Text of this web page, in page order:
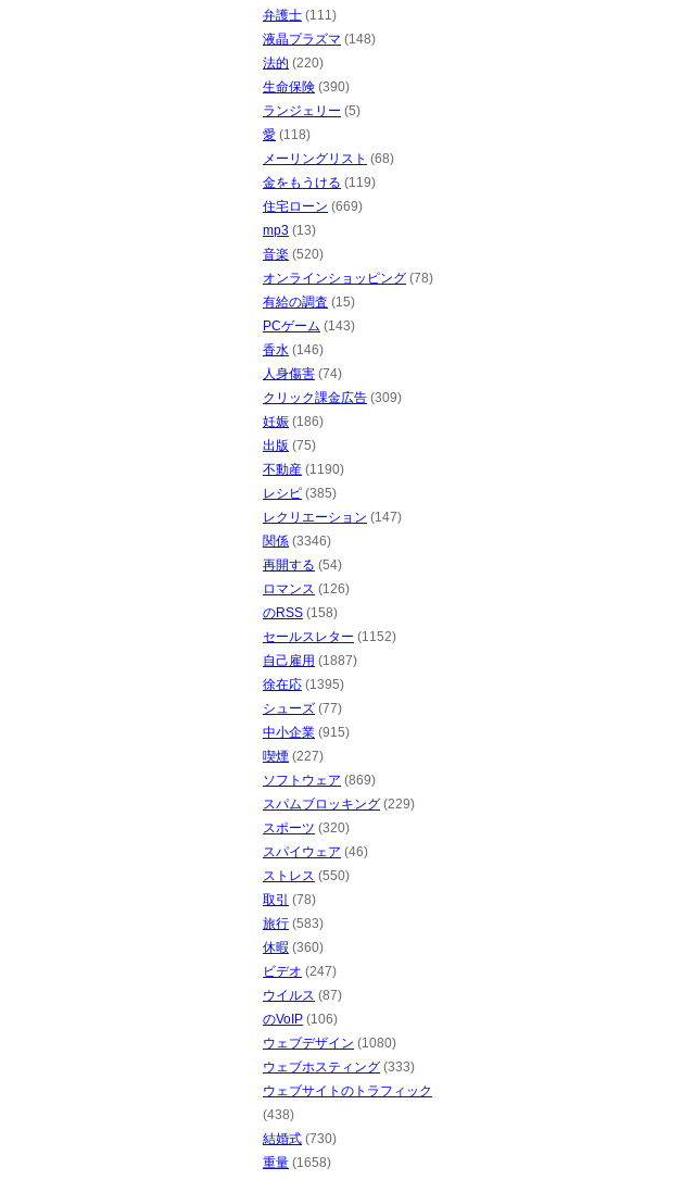
弁護士 (111)
液晶プラズマ (148)
法的 (220)
生命保険 (390)
ランジェリー (5)
愛 (118)
メーリングリスト (68)
金をもうける (119)
住宅ローン (669)
mp3 (13)
音楽 (520)
オンラインショッピング (78)
有給の調査 (15)
PCゲーム (143)
香水 (146)
人身傷害 (74)
クリック課金広告 (309)
妊娠 (186)
出版 (75)
不動産 (1190)
レシピ (385)
レクリエーション (147)
関係 (3346)
再開する (54)
ロマンス (126)
のRSS (158)
セールスレター (1152)
自己雇用 (1887)
徐在応 (1395)
シューズ (77)
中小企業 (915)
喫煙 (227)
ソフトウェア (869)
スパムブロッキング (229)
スポーツ (320)
スパイウェア (46)
ストレス (550)
取引
(78)
旅行 (583)
休暇 (360)
ビデオ (247)
ウイルス (87)
のVoIP (106)
ウェブデザイン (1080)
ウェブホスティング (333)
ウェブサイトのトラフィック
(438)
結婚式 (730)
重量 (1658)